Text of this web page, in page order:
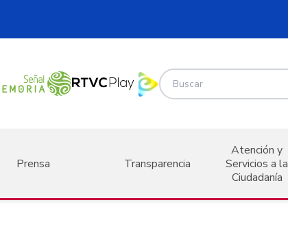
Prensa Transparencia
Atención y
Servicios a la
Ciudadanía